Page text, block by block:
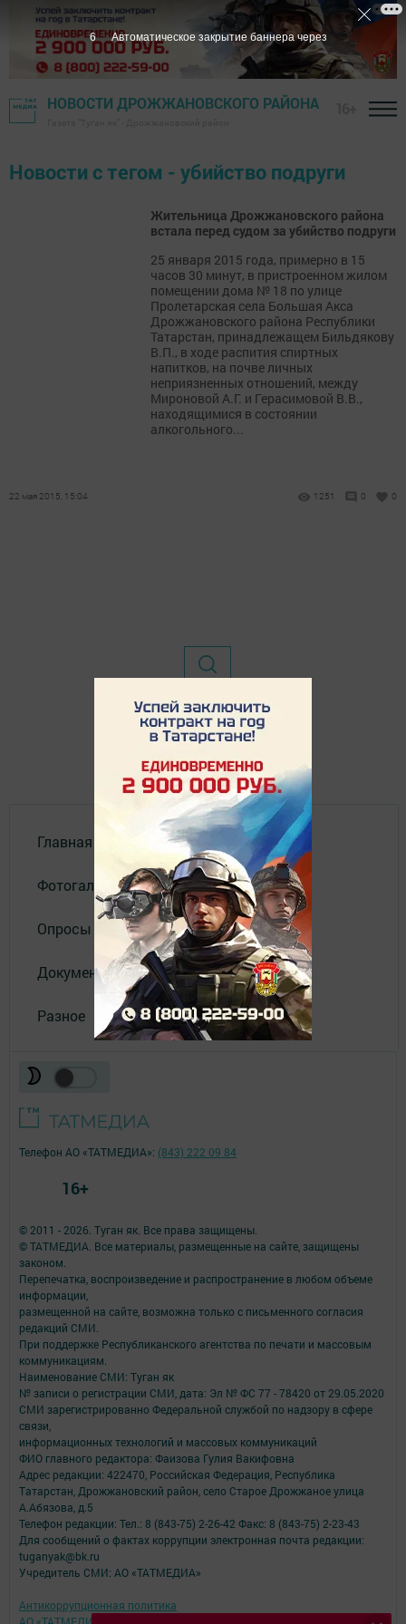
НОВОСТИ ДРОЖЖАНОВСКОГО РАЙОНА
Новости с тегом - убийство подруги
Жительница Дрожжановского района
встала перед судом за убийство подруги
25 января 2015 года, примерно в 15
часов 30 минут, в пристроенном жилом
помещении дома № 18 по улице
Пролетарская села Большая Акса
Дрожжановского района Республики
Татарстан, принадлежащем Бильдякову
В.П., в ходе распития спиртных
напитков, на почве личных
неприязненных отношений, между
Мироновой А.Г. и Герасимовой В.В.,
находящимися в состоянии
алкогольного...
22 мая 2015, 15:04 1251 0 0
Главная
Фотогалереи
Опросы
Документы филиала
Разное
© 2011 - 2026. Туган як. Все права защищены.
© ТАТМЕДИА. Все материалы, размещенные на сайте, защищены
законом.
Перепечатка, воспроизведение и распространение в любом объеме
информации,
размещенной на сайте, возможна только с письменного согласия
редакций СМИ.
При поддержке Республиканского агентства по печати и массовым
коммуникациям.
Наименование СМИ: Туган як
№ записи о регистрации СМИ, дата: Эл № ФС 77 - 78420 от 29.05.2020
СМИ зарегистрированно Федеральной службой по надзору в сфере
связи,
информационных технологий и массовых коммуникаций
ФИО главного редактора: Фаизова Гулия Вакифовна
Адрес редакции: 422470, Российская Федерация, Республика
Татарстан, Дрожжановский район, село Старое Дрожжаное улица
А.Абязова, д.5
Телефон редакции: Тел.: 8 (843-75) 2-26-42 Факс: 8 (843-75) 2-23-43
Для сообщений о фактах коррупции электронная почта редакции:
tuganyak@bk.ru
Учредитель СМИ: АО «ТАТМЕДИА»
Антикоррупционная политика
АО «ТАТМЕДИА» использует «cookie»
для персонализации сервисов и
Телефон АО «ТАТМЕДИА»: (843) 222 09 84
16+
6 Автоматическое закрытие баннера через